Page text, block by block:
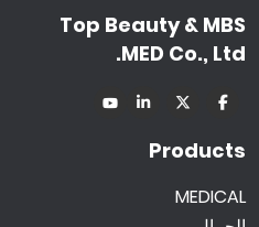
Top Beauty & MBS
MED Co., Ltd.
Products
MEDICAL